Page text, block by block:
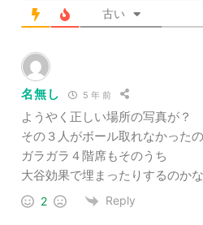
古い
名無し 5 年 前
ようやく正しい場所の写真が？
その３人がボール取れなかった
ガラガラ４階席もそのうち
大谷効果で埋まったりするのかな
2 Reply